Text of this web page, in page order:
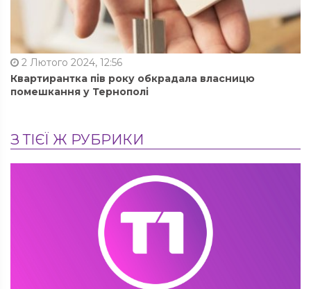
2 Лютого 2024, 12:56
Квартирантка пів року обкрадала власницю
помешкання у Тернополі
З ТІЄЇ Ж РУБРИКИ